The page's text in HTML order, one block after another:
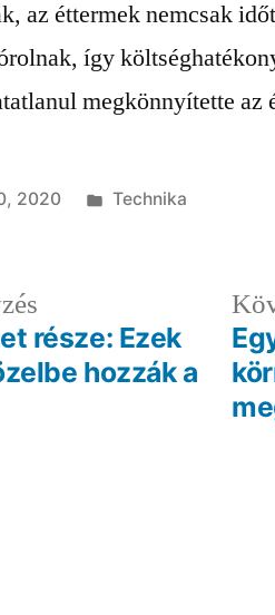
az éttermek nemcsak
így
megkönnyítette az
2020 Kategória:
Technika
bejegyzés:
része: Ezek
hozzák a